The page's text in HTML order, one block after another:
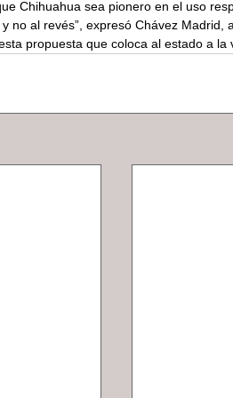
Chihuahua sea pionero en el uso
no al revés”, expresó Chávez
propuesta que coloca al estado a la